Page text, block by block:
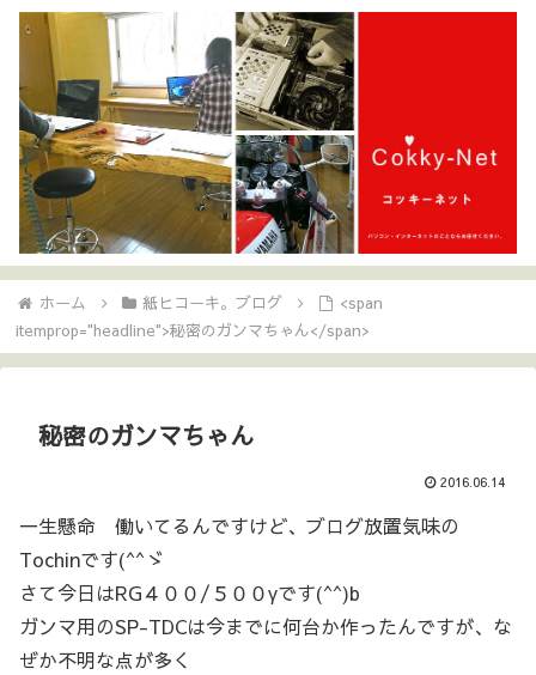
ホーム 紙ヒコーキ。ブログ
<span
itemprop="headline">秘密のガンマちゃん</span>
秘密のガンマちゃん
2016.06.14
一生懸命 働いてるんですけど、ブログ放置気味の
Tochinです(^^ゞ
さて今日はRG４００/５００γです(^^)b
ガンマ用のSP-TDCは今までに何台か作ったんですが、な
ぜか不明な点が多く